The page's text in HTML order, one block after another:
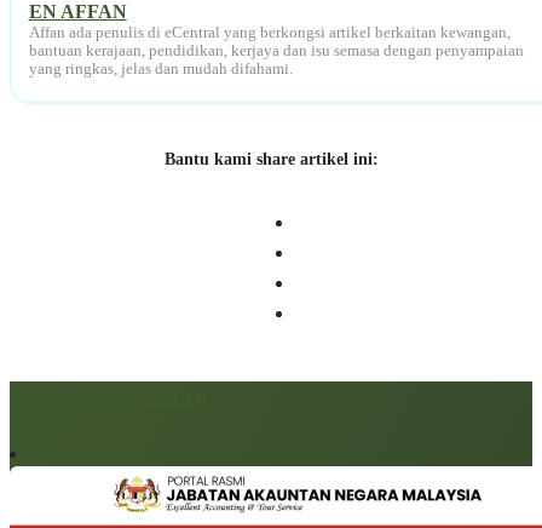
EN AFFAN
Affan ada penulis di eCentral yang berkongsi artikel berkaitan kewangan,
bantuan kerajaan, pendidikan, kerjaya dan isu semasa dengan penyampaian
yang ringkas, jelas dan mudah difahami.
Bantu kami share artikel ini: